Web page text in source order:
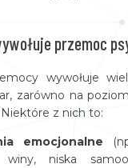
przemoc
wywołuje
zarówno na
z nich to:
emocjonalne
winy, niska